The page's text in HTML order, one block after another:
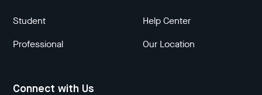
Student
Professional
Help Center
Our Location
Connect with Us